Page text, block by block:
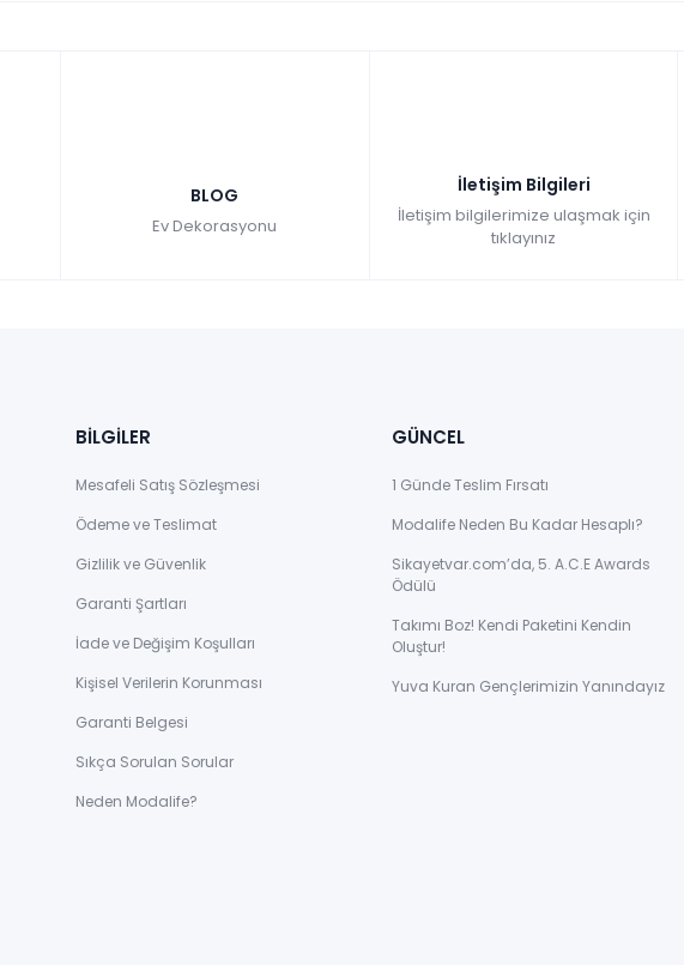
BLOG
Ev Dekorasyonu
İletişim Bilgileri
İletişim bilgilerimize ulaşmak için
tıklayınız
BİLGİLER
Mesafeli Satış Sözleşmesi
Ödeme ve Teslimat
Gizlilik ve Güvenlik
Garanti Şartları
İade ve Değişim Koşulları
Kişisel Verilerin Korunması
Garanti Belgesi
Sıkça Sorulan Sorular
Neden Modalife?
GÜNCEL
1 Günde Teslim Fırsatı
Modalife Neden Bu Kadar Hesaplı?
Sikayetvar.com’da, 5. A.C.E Awards
Ödülü
Takımı Boz! Kendi Paketini Kendin
Oluştur!
Yuva Kuran Gençlerimizin Yanındayız